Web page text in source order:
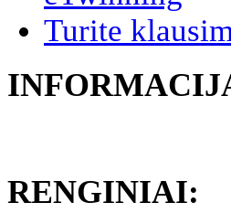
Turite
RENGINIAI: